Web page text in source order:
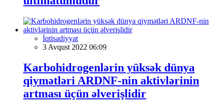
İqtisadiyyat
3 Avqust 2022 06:09
Karbohidrogenlərin yüksək dünya
qiymətləri ARDNF-nin aktivlərinin
artması üçün əlverişlidir